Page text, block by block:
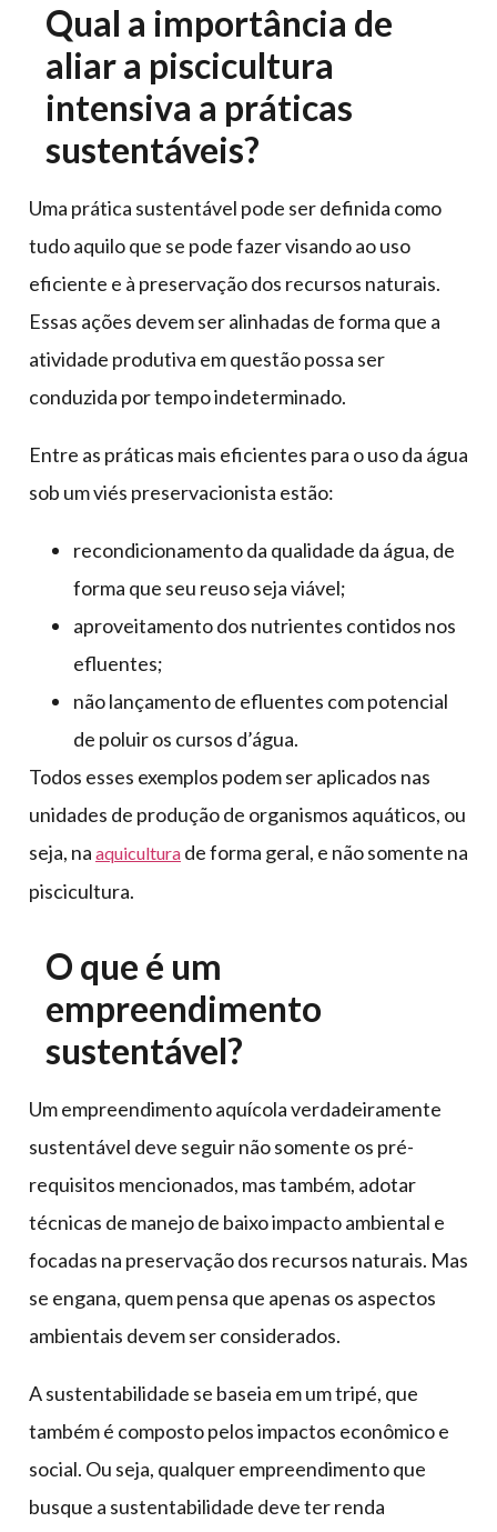
Qual a importância de
aliar a piscicultura
intensiva a práticas
sustentáveis?
Uma prática sustentável pode ser definida como
tudo aquilo que se pode fazer visando ao uso
eficiente e à preservação dos recursos naturais.
Essas ações devem ser alinhadas de forma que a
atividade produtiva em questão possa ser
conduzida por tempo indeterminado.
Entre as práticas mais eficientes para o uso da água
sob um viés preservacionista estão:
recondicionamento da qualidade da água, de
forma que seu reuso seja viável;
aproveitamento dos nutrientes contidos nos
efluentes;
não lançamento de efluentes com potencial
de poluir os cursos d’água.
Todos esses exemplos podem ser aplicados nas
unidades de produção de organismos aquáticos, ou
seja, na aquicultura de forma geral, e não somente na
piscicultura.
O que é um
empreendimento
sustentável?
Um empreendimento aquícola verdadeiramente
sustentável deve seguir não somente os pré-
requisitos mencionados, mas também, adotar
técnicas de manejo de baixo impacto ambiental e
focadas na preservação dos recursos naturais. Mas
se engana, quem pensa que apenas os aspectos
ambientais devem ser considerados.
A sustentabilidade se baseia em um tripé, que
também é composto pelos impactos econômico e
social. Ou seja, qualquer empreendimento que
busque a sustentabilidade deve ter renda